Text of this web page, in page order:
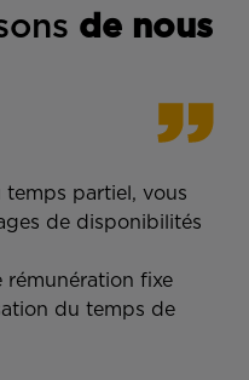
ons de nous
partiel, vous
de disponibilités
rémunération fixe
du temps de